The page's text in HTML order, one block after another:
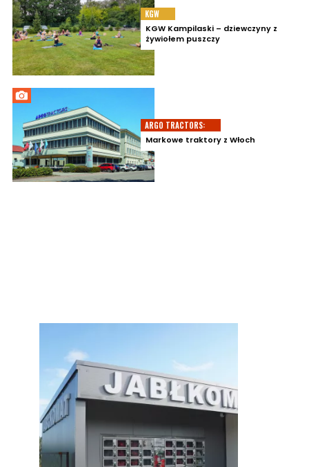
KGW
KGW Kampilaski – dziewczyny z
żywiołem puszczy
ARGO TRACTORS:
Markowe traktory z Włoch